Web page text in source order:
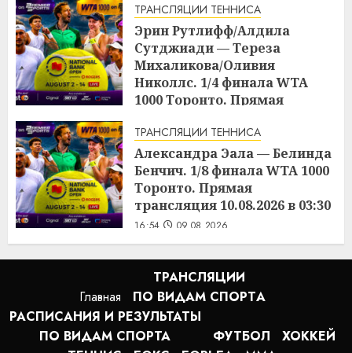
17:03 09.08.2026
ТРАНСЛЯЦИИ ТЕННИСА
Эрин Рутлифф/Алдила
Сутджиади — Тереза
Михаликова/Оливия
Николлс. 1/4 финала WTA
1000 Торонто. Прямая
17:01 09.08.2026
ТРАНСЛЯЦИИ ТЕННИСА
Александра Эала — Белинда
Бенчич. 1/8 финала WTA 1000
Торонто. Прямая
трансляция 10.08.2026 в 03:30
16:54 09.08.2026
Главная
ТРАНСЛЯЦИИ
ПО ВИДАМ СПОРТA
РАСПИСАНИЯ И РЕЗУЛЬТАТЫ
ПО ВИДАМ СПОРТА
ФУТБОЛ
ХОККЕЙ